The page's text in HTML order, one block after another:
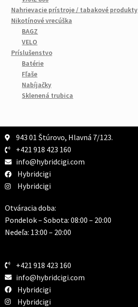
Nahrievacie prístroje / tabakové produkty
Nikotínové vrecúška
BAGZ
VELO
Príslušenstvo
Batérie
Fľaše
Nabíjačky
Sklenená trubica
943 01 Štúrovo, Hlavná 7/123.
+421 918 423 160
info@hybridcigi.com
Hybridcigi
Hybridcigi
Otváracia doba:
Pondelok – Sobota: 08:00 – 20:00
Nedeľa: 13:00 – 20:00
+421 918 423 160
info@hybridcigi.com
Hybridcigi
Hybridcigi